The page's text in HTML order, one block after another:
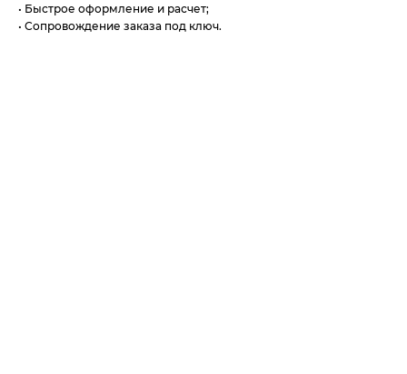
• Быстрое оформление и расчет;
• Сопровождение заказа под ключ.